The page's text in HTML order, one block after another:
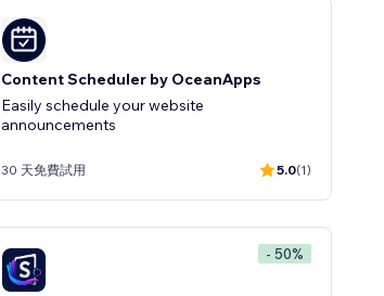
Content Scheduler by OceanApps
Easily schedule your website
announcements
30 天免費試用 5.0(1)
- 50%